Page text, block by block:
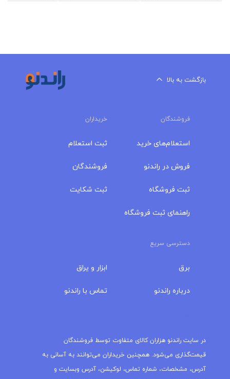
بازگشت به بالا
فروشندگان خریداران
استعلام‌های خرید
فروش در راندنو
ثبت فروشگاه
راهنمای ثبت فروشگاه
ثبت استعلام
فروشندگان
ثبت شکایت
دسترسی سریع
برق
درباره‌ راندنو
ابزار و یراق
تماس با راندنو
در سایت راندنو هزاران کالای متفاوت توسط فروشندگان
قیمت‌گذاری می‌شود. همچنین خریداران می‌توانند به آسانی به
آدرس، مشخصات، شماره تماس، لوکیشن، آدرس وبسایت و